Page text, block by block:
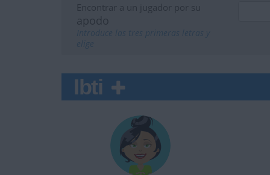
Encontrar a un jugador por su
apodo
Ibti